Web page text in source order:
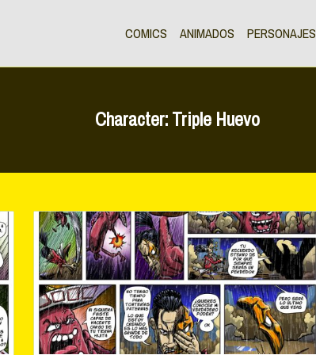
COMICS ANIMADOS PERSONAJES
Character:Triple Huevo